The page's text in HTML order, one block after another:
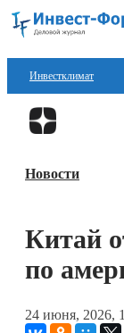
Инвестклимат
Финансы
Блокчейн
Книги
Новости
Китай
по
24 июня, 2026,